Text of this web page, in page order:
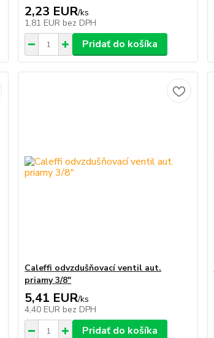
2,23 EUR/ks
1,81 EUR bez DPH
Pridať do košíka
Caleffi odvzdušňovací ventil aut.
priamy 3/8"
5,41 EUR/ks
4,40 EUR bez DPH
Pridať do košíka